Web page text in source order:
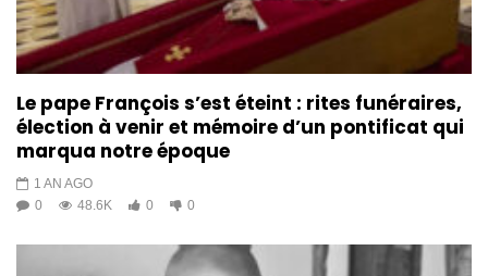
Le pape François s’est éteint : rites funéraires,
élection à venir et mémoire d’un pontificat qui
marqua notre époque
1 AN AGO
0
48.6K 0 0